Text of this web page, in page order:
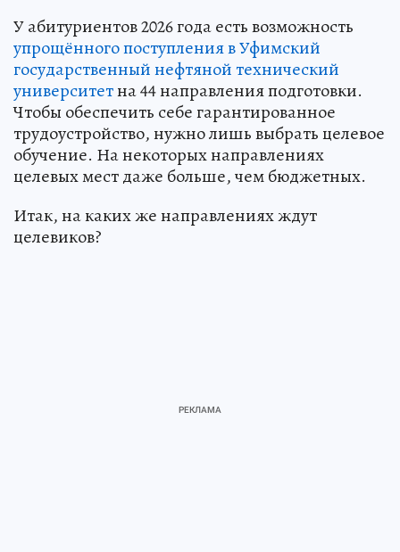
У абитуриентов 2026 года есть возможность
упрощённого поступления в Уфимский
государственный нефтяной технический
университетна 44 направления подготовки.
Чтобы обеспечить себе гарантированное
трудоустройство, нужно лишь выбрать целевое
обучение. На некоторых направлениях
целевых мест даже больше, чем бюджетных.
Итак, на каких же направлениях ждут
целевиков?